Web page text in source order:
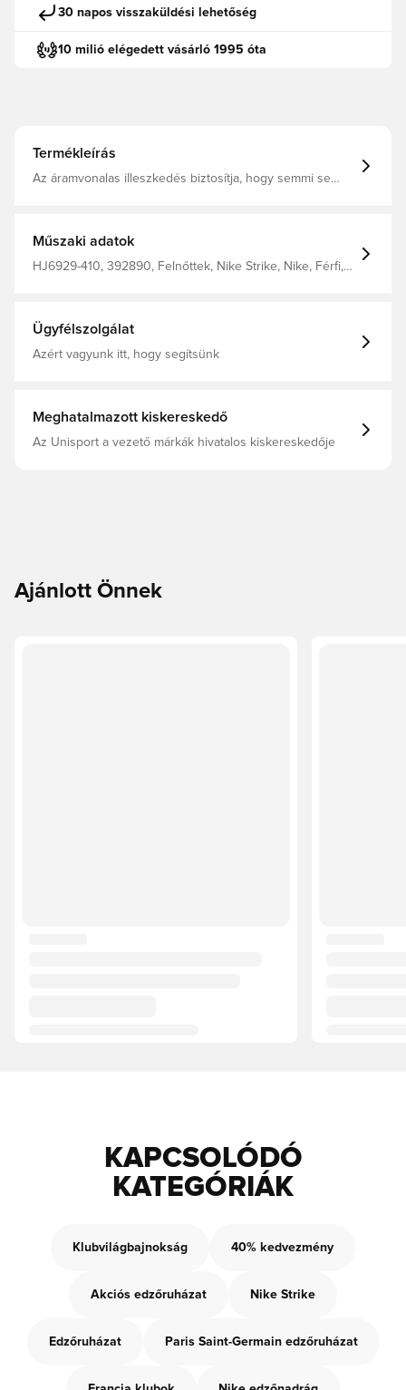
30 napos visszaküldési lehetőség
10 milió elégedett vásárló 1995 óta
Termékleírás
Az áramvonalas illeszkedés biztosítja, hogy semmi se
elvezeti az izzadságot a bőrödről a gyorsabb párolgás
Szűkített szabás 91% poliészter 9% spandex
Műszaki adatok
HJ6929-410, 392890, Felnőttek, Nike Strike, Nike, Férfi,
Ügyfélszolgálat
Azért vagyunk itt, hogy segítsünk
Meghatalmazott kiskereskedő
Az Unisport a vezető márkák hivatalos kiskereskedője
Ajánlott Önnek
KAPCSOLÓDÓ
KATEGÓRIÁK
Klubvilágbajnokság 40% kedvezmény
Akciós edzőruházat Nike Strike
Edzőruházat Paris Saint-Germain edzőruházat